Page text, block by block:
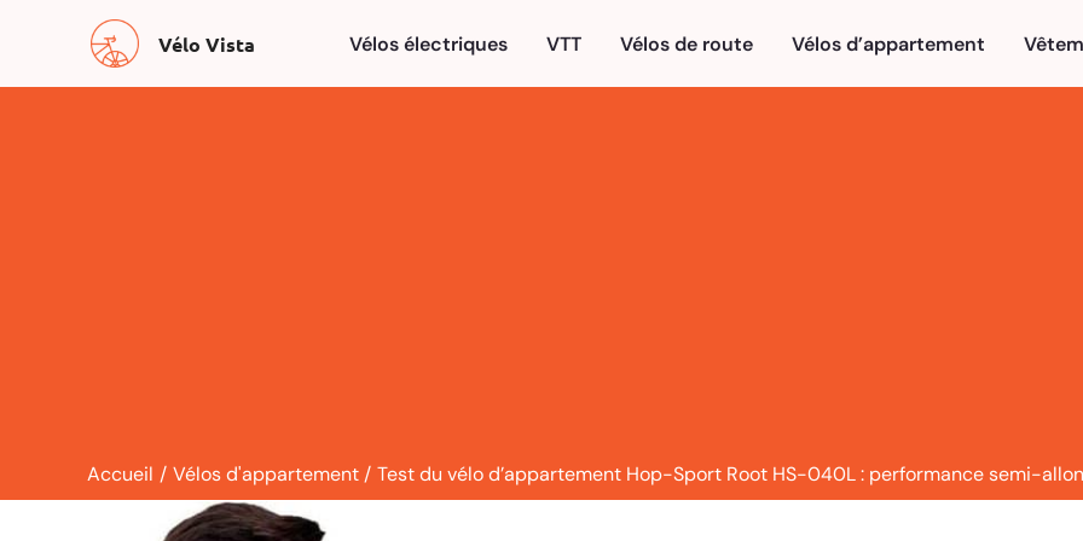
contenu
Vélo Vista Vélos électriques VTT Vélos de route Vélos d’appartement
Accueil Vélos d'appartement Test du vélo d’appartement Hop-Sport Root HS-040L : performance semi-